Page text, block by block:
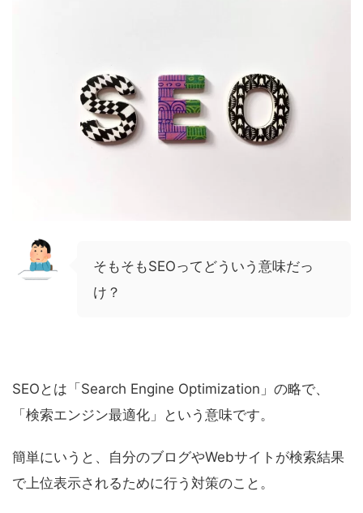
そもそもSEOってどういう意味だっ
け？
SEOとは「Search Engine Optimization」の略で、
「検索エンジン最適化」という意味です。
簡単にいうと、自分のブログやWebサイトが検索結果
で上位表示されるために行う対策のこと。